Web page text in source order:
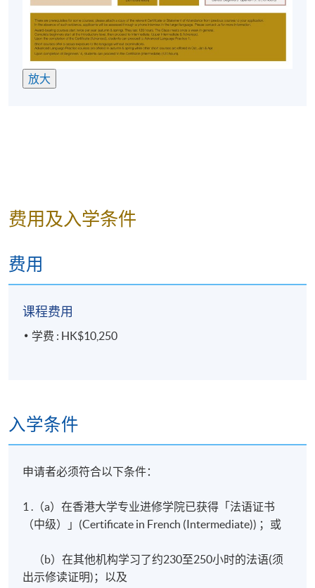
放大
费用及入学条件
费用
课程费用
学费 : HK$10,250
入学条件
申请者必须符合以下条件：
1 .（a）在香港大学专业进修学院已获得「法语证书
（中级）」(Certificate in French (Intermediate)) ；或
（b）在其他机构学习了约230至250小时的法语(须
出示修读证明)；以及